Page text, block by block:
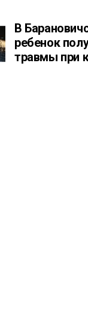
В
ребенок
травмы при